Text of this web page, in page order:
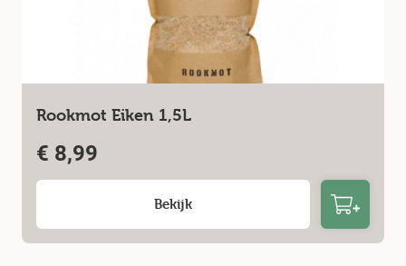
Rookmot Eiken 1,5L
€ 8,99
Bekijk